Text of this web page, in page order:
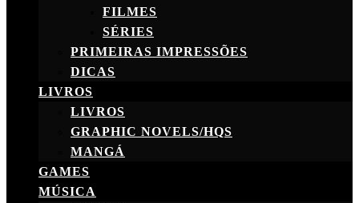
FILMES
SÉRIES
PRIMEIRAS IMPRESSÕES
DICAS
LIVROS
LIVROS
GRAPHIC NOVELS/HQS
MANGÁ
GAMES
MÚSICA